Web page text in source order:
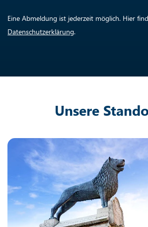
Eine Abmeldung ist jederzeit möglich. Hier
Datenschutzerklärung.
Unsere